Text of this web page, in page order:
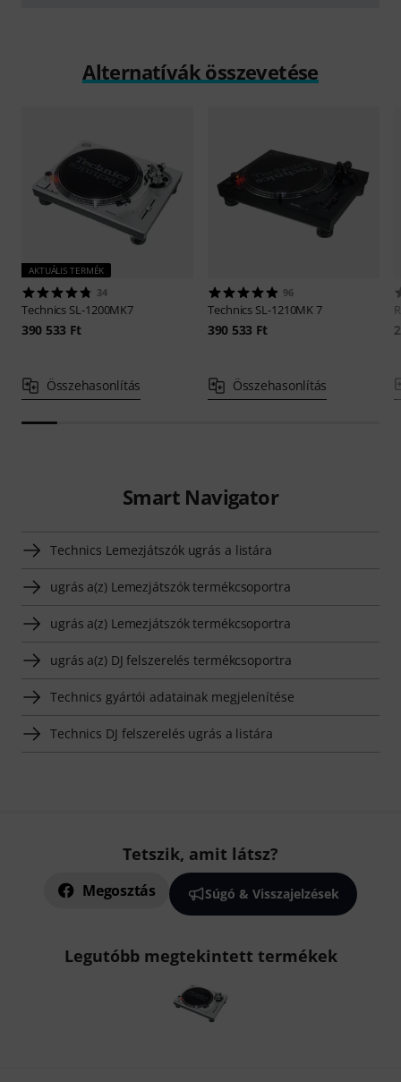
Alternatívák összevetése
AKTUÁLIS TERMÉK
34
Technics SL-1200MK7
390 533 Ft
Összehasonlítás
96
Technics SL-1210MK 7
390 533 Ft
Összehasonlítás
Smart Navigator
Technics Lemezjátszók ugrás a listára
ugrás a(z) Lemezjátszók termékcsoportra
ugrás a(z) Lemezjátszók termékcsoportra
ugrás a(z) DJ felszerelés termékcsoportra
Technics gyártói adatainak megjelenítése
Technics DJ felszerelés ugrás a listára
Tetszik, amit látsz?
Megosztás Súgó & Visszajelzések
Legutóbb megtekintett termékek